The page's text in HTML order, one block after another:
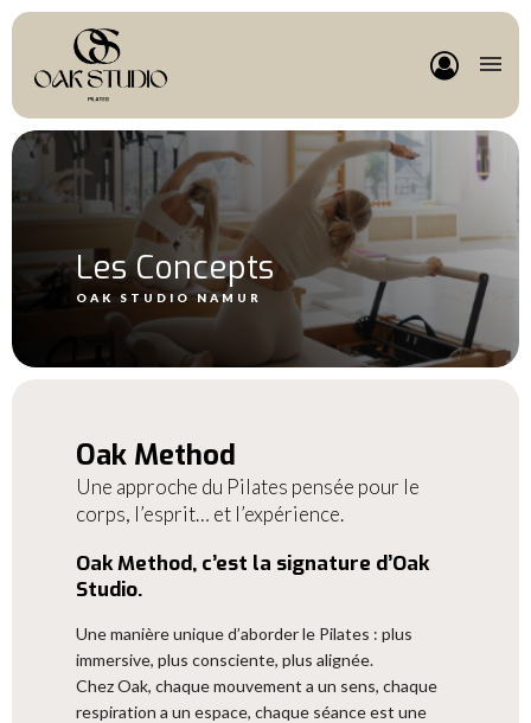
Les Concepts
OAK STUDIO NAMUR
Oak Method
Une approche du Pilates pensée pour le
corps, l’esprit… et l’expérience.
Oak Method, c’est la signature d’Oak
Studio.
Une manière unique d’aborder le Pilates : plus
immersive, plus consciente, plus alignée.
Chez Oak, chaque mouvement a un sens, chaque
respiration a un espace, chaque séance est une